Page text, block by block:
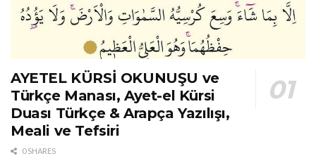
AYETEL KÜRSİ OKUNUŞU ve
Türkçe Manası, Ayet-el Kürsi
Duası Türkçe & Arapça Yazılışı,
Meali ve Tefsiri
0 SHARES